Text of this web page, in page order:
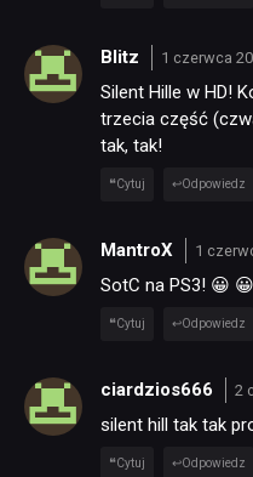
Blitz 1 czerwca
Silent Hille w HD!
trzecia część
tak, tak!
Cytuj Odpowiedz
MantroX 1
SotC na PS3! 😀
Cytuj Odpowiedz
ciardzios666 2
silent hill tak tak
Cytuj Odpowiedz